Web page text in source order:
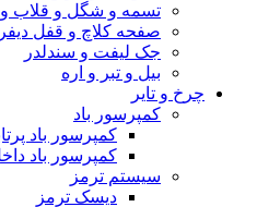
تسمه و شگل و قلاب
صفحه کلاچ و قفل
جک لیفت و سندلدر
بیل و تبر و اره
چرخ و تایر
کمپرسور باد
کمپرسور باد
کمپرسور باد
سیستم ترمز
دیسک ترمز